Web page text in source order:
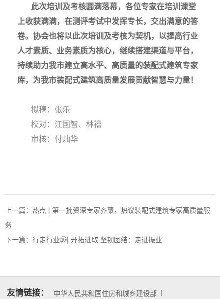
此次培训及考核圆满落幕，各位专家在培训课堂
上收获满满，在测评考试中发挥专长，交出满意的答
卷。协会也将以此次培训及考核为契机，以提高行业
人才素质、业务素质为核心，继续搭建渠道与平台，
持续助力我市建立高水平、高质量的装配式建筑专家
库，为我市装配式建筑高质量发展贡献智慧与力量！
拟稿：张乐
校对：江国智、林禧
审核：付灿华
上一篇： 热点 | 第一批资深专家齐聚，热议装配式建筑专家高质量服
务
下一篇： 行走行业⑳| 开拓进取 坚韧团结：走进振业
友情链接：
中华人民共和国住房和城乡建设部